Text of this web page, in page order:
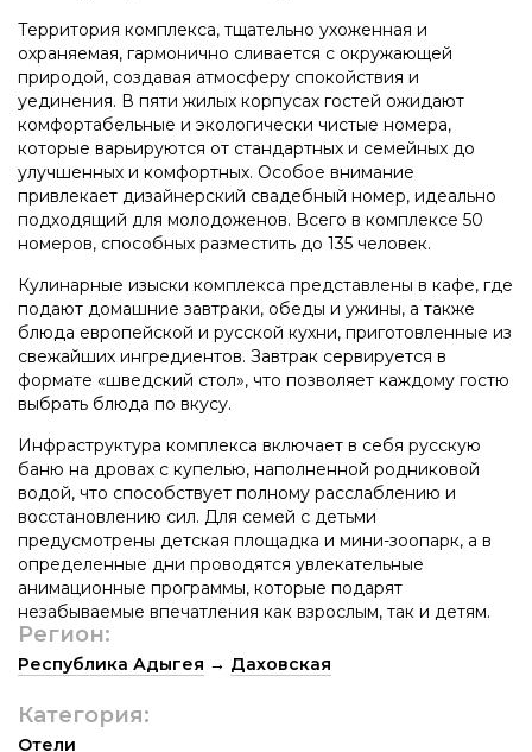
Территория комплекса, тщательно ухоженная и
охраняемая, гармонично сливается с окружающей
природой, создавая атмосферу спокойствия и
уединения. В пяти жилых корпусах гостей ожидают
комфортабельные и экологически чистые номера,
которые варьируются от стандартных и семейных до
улучшенных и комфортных. Особое внимание
привлекает дизайнерский свадебный номер, идеально
подходящий для молодоженов. Всего в комплексе 50
номеров, способных разместить до 135 человек.
Кулинарные изыски комплекса представлены в кафе, где
подают домашние завтраки, обеды и ужины, а также
блюда европейской и русской кухни, приготовленные из
свежайших ингредиентов. Завтрак сервируется в
формате «шведский стол», что позволяет каждому гостю
выбрать блюда по вкусу.
Инфраструктура комплекса включает в себя русскую
баню на дровах с купелью, наполненной родниковой
водой, что способствует полному расслаблению и
восстановлению сил. Для семей с детьми
предусмотрены детская площадка и мини-зоопарк, а в
определенные дни проводятся увлекательные
анимационные программы, которые подарят
незабываемые впечатления как взрослым, так и детям.
Регион:
Республика Адыгея → Даховская
Категория:
Отели